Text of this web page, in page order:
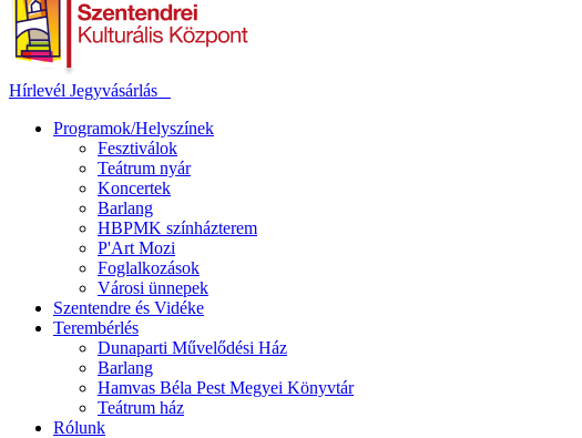
Hírlevél Jegyvásárlás
Programok/Helyszínek
Fesztiválok
Teátrum nyár
Koncertek
Barlang
HBPMK színházterem
P'Art Mozi
Foglalkozások
Városi ünnepek
Szentendre és Vidéke
Terembérlés
Dunaparti Művelődési Ház
Barlang
Hamvas Béla Pest Megyei Könyvtár
Teátrum ház
Rólunk